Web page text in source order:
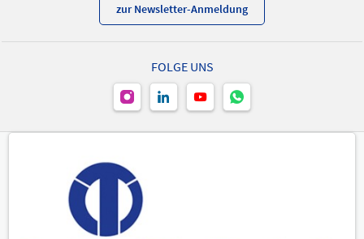
zur Newsletter-Anmeldung
FOLGE UNS